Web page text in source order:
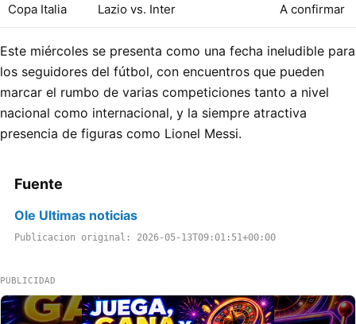
Copa Italia Lazio vs. Inter A confirmar
Este miércoles se presenta como una fecha ineludible para
los seguidores del fútbol, con encuentros que pueden
marcar el rumbo de varias competiciones tanto a nivel
nacional como internacional, y la siempre atractiva
presencia de figuras como Lionel Messi.
Fuente
Ole Ultimas noticias
Publicacion original: 2026-05-13T09:01:51+00:00
PUBLICIDAD